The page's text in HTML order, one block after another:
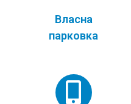
Власна
парковка